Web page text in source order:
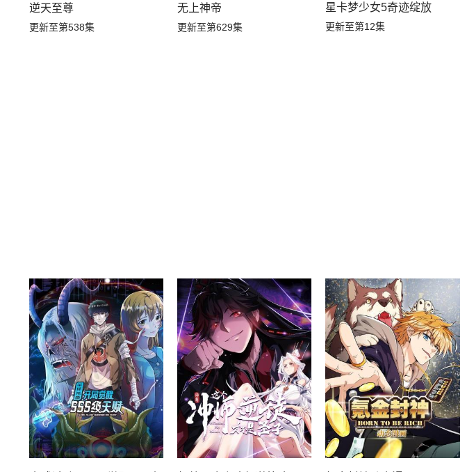
逆天至尊
更新至第538集
无上神帝
更新至第629集
星卡梦少女5奇迹绽放
更新至第12集